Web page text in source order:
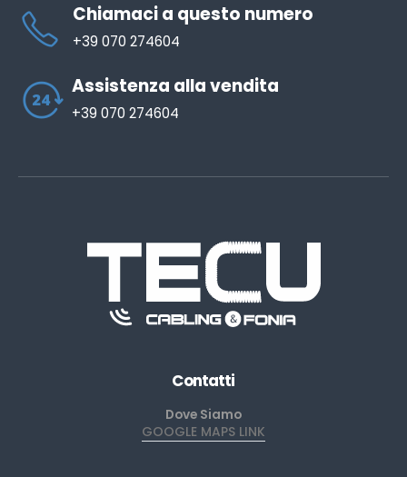
Chiamaci a questo numero
+39 070 274604
Assistenza alla vendita
+39 070 274604
Contatti
Dove Siamo
GOOGLE MAPS LINK